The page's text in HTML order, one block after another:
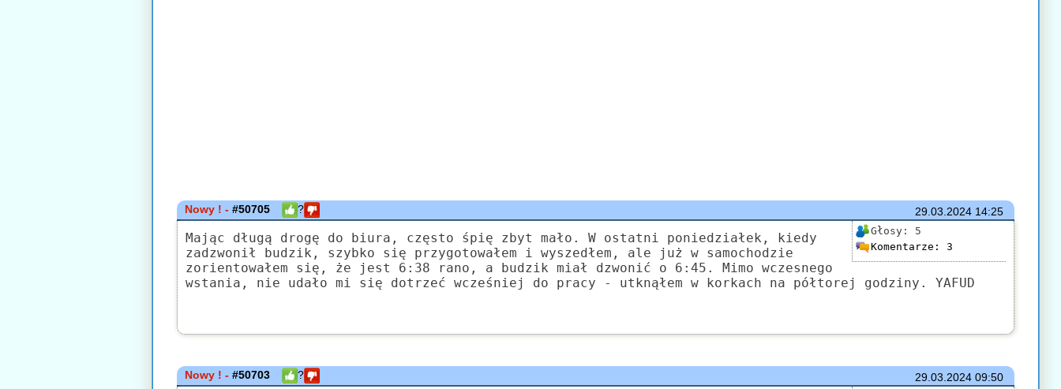
29.03.202414:25
Nowy ! -#50705 ?
Głosy: 5
Komentarze: 3
Mając długą drogę do biura, często śpię zbyt mało. W ostatni poniedziałek, kiedy
zadzwonił budzik, szybko się przygotowałem i wyszedłem, ale już w samochodzie
zorientowałem się, że jest 6:38 rano, a budzik miał dzwonić o 6:45. Mimo wczesnego
wstania, nie udało mi się dotrzeć wcześniej do pracy - utknąłem w korkach na półtorej godziny. YAFUD
29.03.202409:50
Nowy ! -#50703 ?